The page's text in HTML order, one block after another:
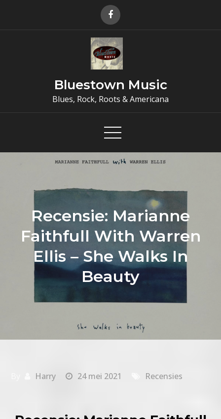
Bluestown Music
Blues, Rock, Roots & Americana
Recensie: Marianne
Faithfull With Warren
Ellis – She Walks In
Beauty
Harry 24 mei 2021 Recensies